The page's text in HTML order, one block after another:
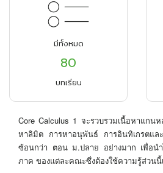
มีทั้งหมด
80
บทเรียน
Core Calculus 1 จะรวบรวมเนื้อหาแก
หาลิมิต การหาอนุพันธ์ การอินทิเกรตแล
ซ้อนกว่า ตอน ม.ปลาย อย่างมาก เพื่อนำ
ภาค ของแต่ละคณะซึ่งต้องใช้ความรู้ส่วน